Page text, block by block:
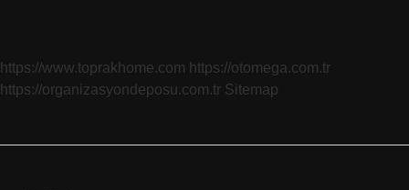
https://www.toprakhome.com https://otomega.com.tr
https://organizasyondeposu.com.tr Sitemap